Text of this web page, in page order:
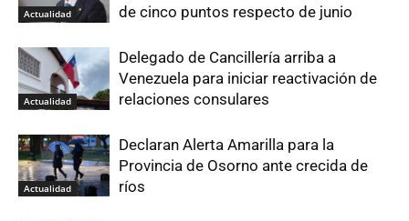
Actualidad
de cinco puntos respecto de junio
Actualidad
Delegado de Cancillería arriba a
Venezuela para iniciar reactivación de
relaciones consulares
Actualidad
Declaran Alerta Amarilla para la
Provincia de Osorno ante crecida de
ríos